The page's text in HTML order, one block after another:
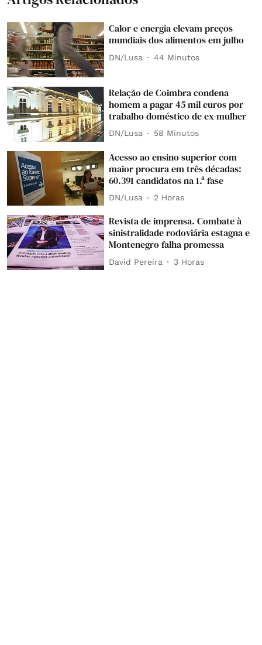
Calor e energia elevam preços
mundiais dos alimentos em julho
DN/Lusa 44 Minutos
Relação de Coimbra condena
homem a pagar 45 mil euros por
trabalho doméstico de ex-mulher
DN/Lusa 58 Minutos
Acesso ao ensino superior com
maior procura em três décadas:
60.391 candidatos na 1.ª fase
DN/Lusa 2 Horas
Revista de imprensa. Combate à
sinistralidade rodoviária estagna e
Montenegro falha promessa
David Pereira 3 Horas